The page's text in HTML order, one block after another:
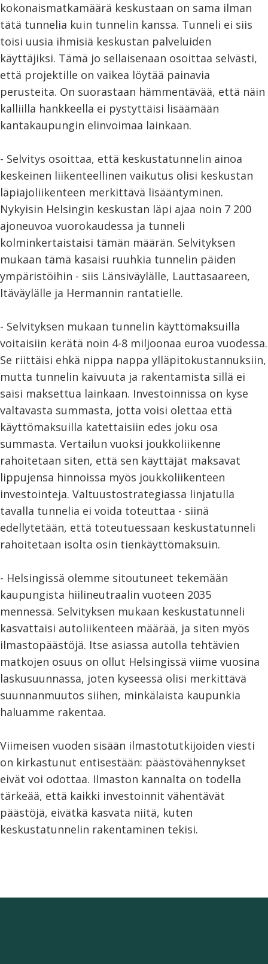
kokonaismatkamäärä keskustaan on sama ilman
tätä tunnelia kuin tunnelin kanssa. Tunneli ei siis
toisi uusia ihmisiä keskustan palveluiden
käyttäjiksi. Tämä jo sellaisenaan osoittaa selvästi,
että projektille on vaikea löytää painavia
perusteita. On suorastaan hämmentävää, että näin
kalliilla hankkeella ei pystyttäisi lisäämään
kantakaupungin elinvoimaa lainkaan.
- Selvitys osoittaa, että keskustatunnelin ainoa
keskeinen liikenteellinen vaikutus olisi keskustan
läpiajoliikenteen merkittävä lisääntyminen.
Nykyisin Helsingin keskustan läpi ajaa noin 7 200
ajoneuvoa vuorokaudessa ja tunneli
kolminkertaistaisi tämän määrän. Selvityksen
mukaan tämä kasaisi ruuhkia tunnelin päiden
ympäristöihin - siis Länsiväylälle, Lauttasaareen,
Itäväylälle ja Hermannin rantatielle.
- Selvityksen mukaan tunnelin käyttömaksuilla
voitaisiin kerätä noin 4-8 miljoonaa euroa vuodessa.
Se riittäisi ehkä nippa nappa ylläpitokustannuksiin,
mutta tunnelin kaivuuta ja rakentamista sillä ei
saisi maksettua lainkaan. Investoinnissa on kyse
valtavasta summasta, jotta voisi olettaa että
käyttömaksuilla katettaisiin edes joku osa
summasta. Vertailun vuoksi joukkoliikenne
rahoitetaan siten, että sen käyttäjät maksavat
lippujensa hinnoissa myös joukkoliikenteen
investointeja. Valtuustostrategiassa linjatulla
tavalla tunnelia ei voida toteuttaa - siinä
edellytetään, että toteutuessaan keskustatunneli
rahoitetaan isolta osin tienkäyttömaksuin.
- Helsingissä olemme sitoutuneet tekemään
kaupungista hiilineutraalin vuoteen 2035
mennessä. Selvityksen mukaan keskustatunneli
kasvattaisi autoliikenteen määrää, ja siten myös
ilmastopäästöjä. Itse asiassa autolla tehtävien
matkojen osuus on ollut Helsingissä viime vuosina
laskusuunnassa, joten kyseessä olisi merkittävä
suunnanmuutos siihen, minkälaista kaupunkia
haluamme rakentaa.
Viimeisen vuoden sisään ilmastotutkijoiden viesti
on kirkastunut entisestään: päästövähennykset
eivät voi odottaa. Ilmaston kannalta on todella
tärkeää, että kaikki investoinnit vähentävät
päästöjä, eivätkä kasvata niitä, kuten
keskustatunnelin rakentaminen tekisi.